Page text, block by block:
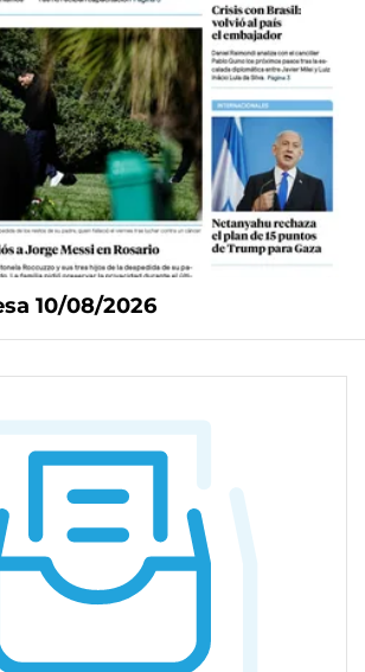
10/08/2026